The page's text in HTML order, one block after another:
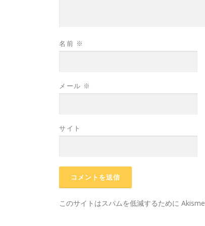
名前 ※
メール ※
サイト
このサイトはスパムを低減するために